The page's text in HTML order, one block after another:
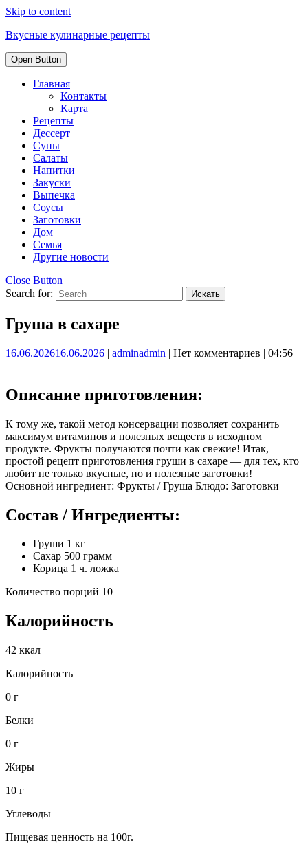
Skip to content
Вкусные кулинарные рецепты
Open Button
Главная
Контакты
Карта
Рецепты
Дессерт
Супы
Салаты
Напитки
Закуски
Выпечка
Соусы
Заготовки
Дом
Семья
Другие новости
Close Button
Search for:
Груша в сахаре
16.06.202616.06.2026 | adminadmin | Нет комментариев | 04:56
Описание приготовления:
К тому же, такой метод консервации позволяет сохранить
максимум витаминов и полезных веществ в исходном
продукте. Фрукты получаются почти как свежие! Итак,
простой рецепт приготовления груши в сахаре — для тех, кто
любит не только вкусные, но и полезные заготовки!
Основной ингредиент: Фрукты / Груша Блюдо: Заготовки
Состав / Ингредиенты:
Груши 1 кг
Сахар 500 грамм
Корица 1 ч. ложка
Количество порций 10
Калорийность
42 ккал
Калорийность
0 г
Белки
0 г
Жиры
10 г
Углеводы
Пищевая ценность на 100г.